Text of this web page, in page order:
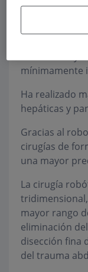
Siendo el
mínimamente
Ha realizado
hepáticas y
Gracias al
cirugías de
una mayor
La cirugía
mayor rango
eliminación
disección fina
del trauma